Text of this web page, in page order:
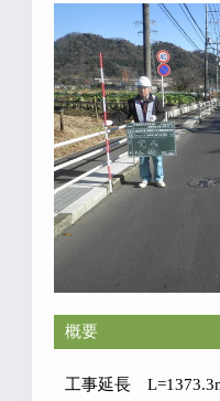
概要
工事延長